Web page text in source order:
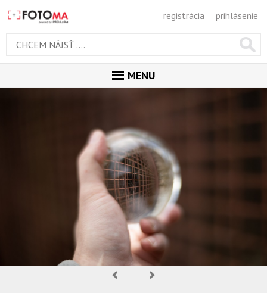
registrácia prihlásenie
MENU
GALÉRIA
ODPORÚČANÉ
NAJNOVŠIE
POPULÁRNE
POPULÁRNE DNES
OBĽUBENÉ
OBĽUBENÍ AUTORI